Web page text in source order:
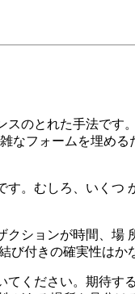
のとれた手法です
なフォームを埋め
。むしろ、いくつ
ションが時間、場
付きの確実性はか
ください。期待す